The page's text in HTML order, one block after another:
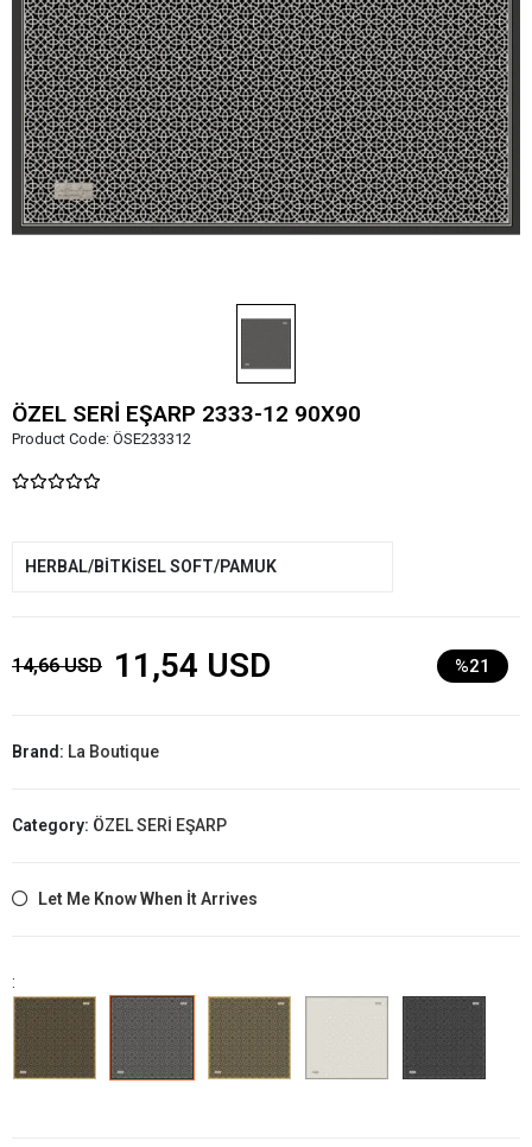
ÖZEL SERİ EŞARP 2333-12 90X90
Product Code: ÖSE233312
HERBAL/BİTKİSEL SOFT/PAMUK
14,66 USD 11,54 USD %21
Brand: La Boutique
Category: ÖZEL SERİ EŞARP
Let Me Know When İt Arrives
: